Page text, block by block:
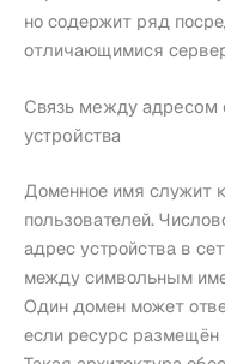
но содержит ряд
отличающимися
Связь между адресом
устройства
Доменное имя служит
пользователей.
адрес устройства в
между символьным
Один домен может
если ресурс